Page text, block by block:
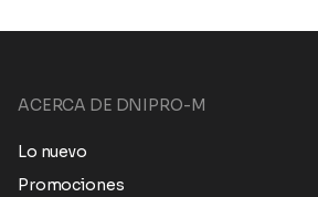
ACERCA DE DNIPRO-M
Lo nuevo
Promociones